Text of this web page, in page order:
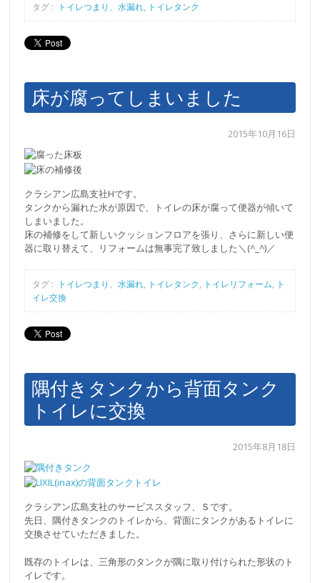
タグ : トイレつまり、水漏れ, トイレタンク
床が腐ってしまいました
2015年10月16日
クラシアン広島支社Hです。
タンクから漏れた水が原因で、トイレの床が腐って便器が傾いて
しまいました。
床の補修をして新しいクッションフロアを張り、さらに新しい便
器に取り替えて、リフォームは無事完了致しました＼(^_^)／
タグ : トイレつまり、水漏れ, トイレタンク, トイレリフォーム, ト
イレ交換
隅付きタンクから背面タンク
トイレに交換
2015年8月18日
クラシアン広島支社のサービススタッフ、Ｓです。
先日、隅付きタンクのトイレから、背面にタンクがあるトイレに
交換させていただきました。
既存のトイレは、三角形のタンクが隅に取り付けられた形状のト
イレです。